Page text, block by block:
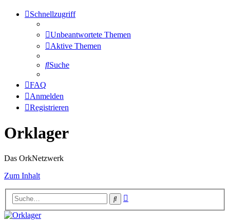
Schnellzugriff
Unbeantwortete Themen
Aktive Themen
Suche
FAQ
Anmelden
Registrieren
Orklager
Das OrkNetzwerk
Zum Inhalt
Suche